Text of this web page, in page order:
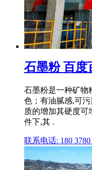
石墨粉 百度
石墨粉是一种矿物
色；有油腻感,可
质的增加其硬度可
件下,其 .
联系电话: 180 3780